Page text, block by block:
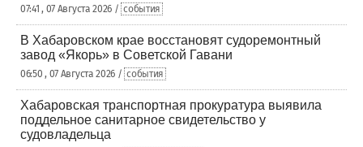
07:41 , 07 Августа 2026 / события
В Хабаровском крае восстановят судоремонтный
завод «Якорь» в Советской Гавани
06:50 , 07 Августа 2026 / события
Хабаровская транспортная прокуратура выявила
поддельное санитарное свидетельство у
судовладельца